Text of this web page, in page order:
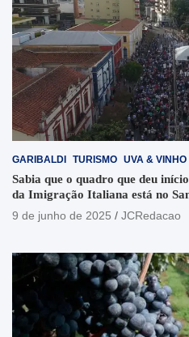
GARIBALDI TURISMO UVA & VINHO
Sabia que o quadro que deu
da Imigração Italiana está no
9 de junho de 2025
JCRedacao